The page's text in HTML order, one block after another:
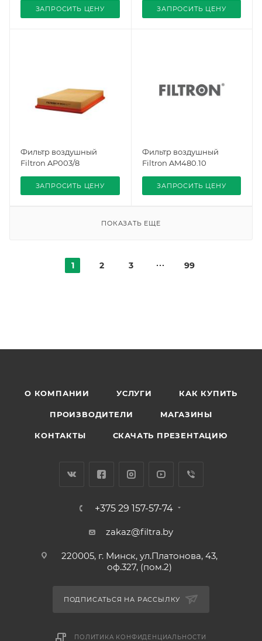
ЗАПРОСИТЬ ЦЕНУ ЗАПРОСИТЬ ЦЕНУ
Фильтр воздушный
Filtron AP003/8
ЗАПРОСИТЬ ЦЕНУ
Фильтр воздушный
Filtron AM480.10
ЗАПРОСИТЬ ЦЕНУ
ПОКАЗАТЬ ЕЩЕ
1 2 3 99
О КОМПАНИИ УСЛУГИ КАК КУПИТЬ
ПРОИЗВОДИТЕЛИ МАГАЗИНЫ
КОНТАКТЫ СКАЧАТЬ ПРЕЗЕНТАЦИЮ
+375 29 157-57-74
zakaz@filtra.by
220005, г. Минск, ул.Платонова, 43,
оф.327, (пом.2)
ПОДПИСАТЬСЯ НА РАССЫЛКУ
ПОЛИТИКА КОНФИДЕНЦИАЛЬНОСТИ